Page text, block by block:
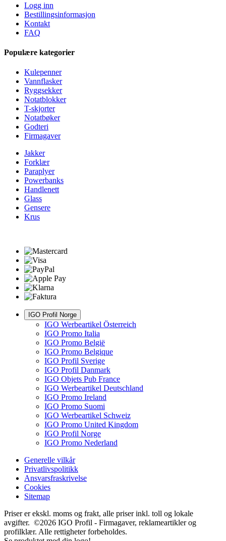
Logg inn
Bestillingsinformasjon
Kontakt
FAQ
Populære kategorier
Kulepenner
Vannflasker
Ryggsekker
Notatblokker
T-skjorter
Notatbøker
Godteri
Firmagaver
Jakker
Forklær
Paraplyer
Powerbanks
Handlenett
Glass
Gensere
Krus
IGO Profil Norge
IGO Werbeartikel Österreich
IGO Promo Italia
IGO Promo België
IGO Promo Belgique
IGO Profil Sverige
IGO Profil Danmark
IGO Objets Pub France
IGO Werbeartikel Deutschland
IGO Promo Ireland
IGO Promo Suomi
IGO Werbeartikel Schweiz
IGO Promo United Kingdom
IGO Profil Norge
IGO Promo Nederland
Generelle vilkår
Privatlivspolitikk
Ansvarsfraskrivelse
Cookies
Sitemap
Priser er ekskl. moms og frakt, alle priser inkl. toll og lokale
avgifter. ©2026 IGO Profil - Firmagaver, reklameartikler og
profilklær. Alle rettigheter forbeholdes.